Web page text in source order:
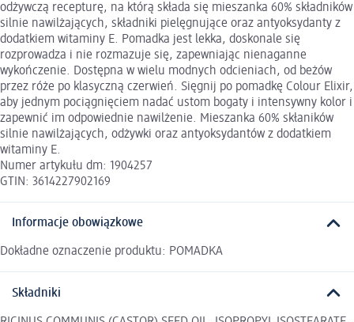
odżywczą recepturę, na którą składa się mieszanka 60% składników
silnie nawilżających, składniki pielęgnujące oraz antyoksydanty z
dodatkiem witaminy E. Pomadka jest lekka, doskonale się
rozprowadza i nie rozmazuje się, zapewniając nienaganne
wykończenie. Dostępna w wielu modnych odcieniach, od beżów
przez róże po klasyczną czerwień. Sięgnij po pomadkę Colour Elixir,
aby jednym pociągnięciem nadać ustom bogaty i intensywny kolor i
zapewnić im odpowiednie nawilżenie. Mieszanka 60% skłaników
silnie nawilżających, odżywki oraz antyoksydantów z dodatkiem
witaminy E.
Numer artykułu dm: 1904257
GTIN: 3614227902169
Informacje obowiązkowe
Dokładne oznaczenie produktu: POMADKA
Składniki